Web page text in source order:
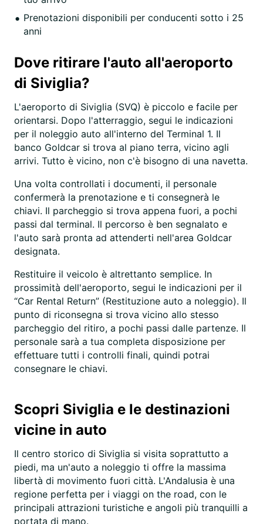
Prenotazioni disponibili per conducenti sotto i 25
anni
Dove ritirare l'auto all'aeroporto
di Siviglia?
L'aeroporto di Siviglia (SVQ) è piccolo e facile per
orientarsi. Dopo l'atterraggio, segui le indicazioni
per il noleggio auto all'interno del Terminal 1. Il
banco Goldcar si trova al piano terra, vicino agli
arrivi. Tutto è vicino, non c'è bisogno di una navetta.
Una volta controllati i documenti, il personale
confermerà la prenotazione e ti consegnerà le
chiavi. Il parcheggio si trova appena fuori, a pochi
passi dal terminal. Il percorso è ben segnalato e
l'auto sarà pronta ad attenderti nell'area Goldcar
designata.
Restituire il veicolo è altrettanto semplice. In
prossimità dell'aeroporto, segui le indicazioni per il
“Car Rental Return” (Restituzione auto a noleggio). Il
punto di riconsegna si trova vicino allo stesso
parcheggio del ritiro, a pochi passi dalle partenze. Il
personale sarà a tua completa disposizione per
effettuare tutti i controlli finali, quindi potrai
consegnare le chiavi.
Scopri Siviglia e le destinazioni
vicine in auto
Il centro storico di Siviglia si visita soprattutto a
piedi, ma un'auto a noleggio ti offre la massima
libertà di movimento fuori città. L'Andalusia è una
regione perfetta per i viaggi on the road, con le
principali attrazioni turistiche e angoli più tranquilli a
portata di mano.